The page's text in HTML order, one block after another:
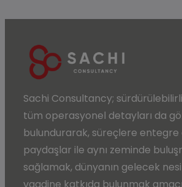
Sachi Consultancy;
tüm operasyonel detayları da
bulundurarak, süreçlere
paydaşlar ile aynı zeminde
sağlamak, dünyanın gelecek
vaadine katkıda bulunmak